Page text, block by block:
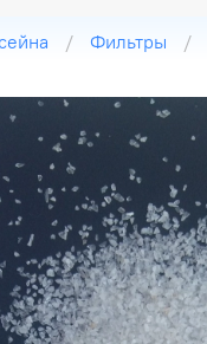
Фильтры